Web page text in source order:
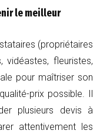
le meilleur
(propriétaires
vidéastes, fleuristes,
pour maîtriser son
prix possible. Il
plusieurs devis à
attentivement les